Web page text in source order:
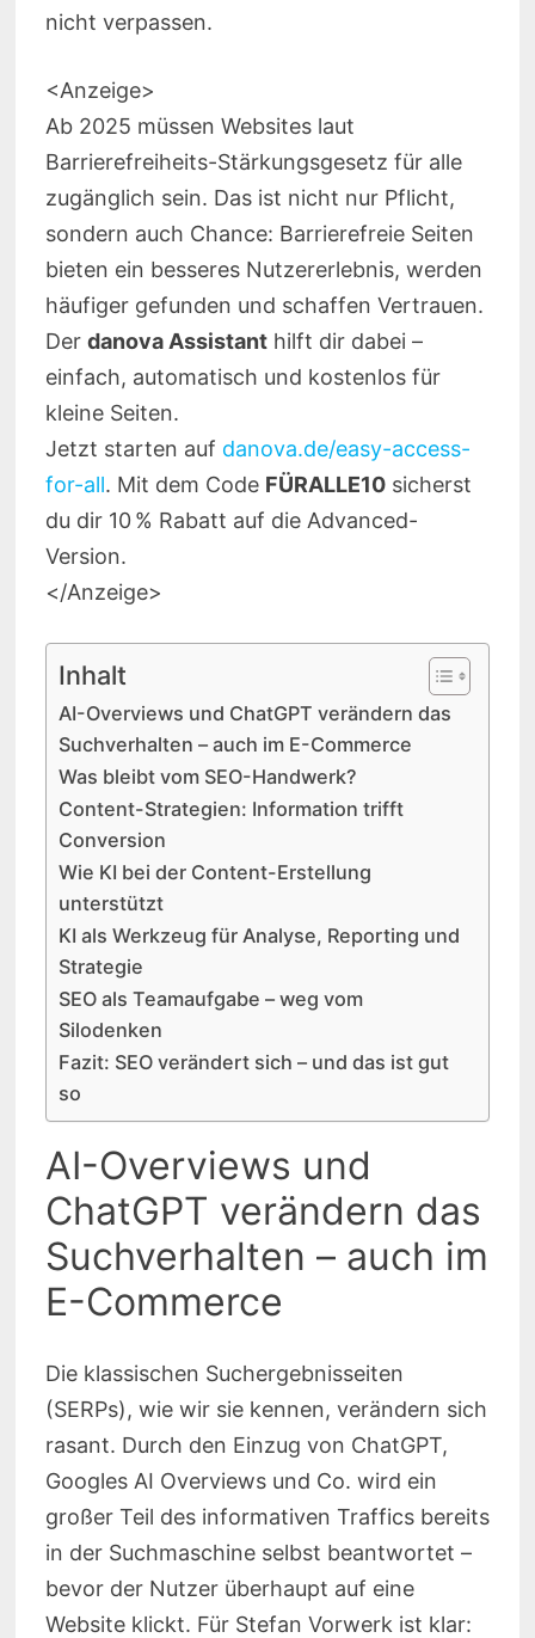
nicht verpassen.
<Anzeige>
Ab 2025 müssen Websites laut
Barrierefreiheits-Stärkungsgesetz für alle
zugänglich sein. Das ist nicht nur Pflicht,
sondern auch Chance: Barrierefreie Seiten
bieten ein besseres Nutzererlebnis, werden
häufiger gefunden und schaffen Vertrauen.
Der danova Assistanthilft dir dabei –
einfach, automatisch und kostenlos für
kleine Seiten.
Jetzt starten auf danova.de/easy-access-
for-all. Mit dem Code FÜRALLE10sicherst
du dir 10 % Rabatt auf die Advanced-
Version.
</Anzeige>
Inhalt
AI-Overviews und ChatGPT verändern das
Suchverhalten – auch im E-Commerce
Was bleibt vom SEO-Handwerk?
Content-Strategien: Information trifft
Conversion
Wie KI bei der Content-Erstellung
unterstützt
KI als Werkzeug für Analyse, Reporting und
Strategie
SEO als Teamaufgabe – weg vom
Silodenken
Fazit: SEO verändert sich – und das ist gut
so
AI-Overviews und
ChatGPT verändern das
Suchverhalten – auch im
E-Commerce
Die klassischen Suchergebnisseiten
(SERPs), wie wir sie kennen, verändern sich
rasant. Durch den Einzug von ChatGPT,
Googles AI Overviews und Co. wird ein
großer Teil des informativen Traffics bereits
in der Suchmaschine selbst beantwortet –
bevor der Nutzer überhaupt auf eine
Website klickt. Für Stefan Vorwerk ist klar: